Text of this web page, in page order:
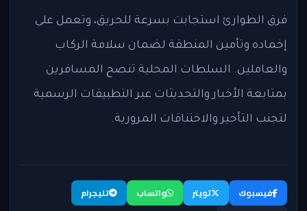
فرق الطوارئ استجابت بسرعة للحريق، وتعمل على
إخماده وتأمين المنطقة لضمان سلامة الركاب
والعاملين. السلطات المحلية تنصح المسافرين
بمتابعة الأخبار والتحديثات عبر التطبيقات الرسمية
لتجنب التأخير والاختناقات المرورية.
فيسبوك تويتر واتساب
تليجرام